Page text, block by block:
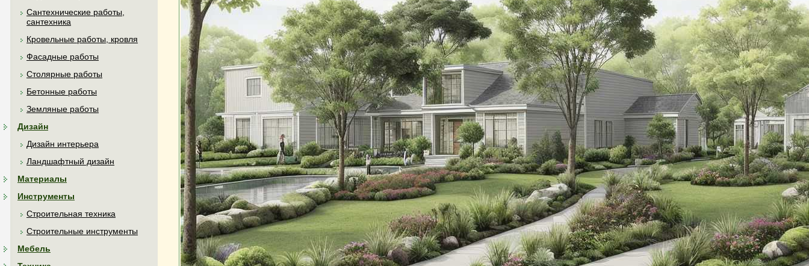
Сантехнические работы,
сантехника
Кровельные работы, кровля
Фасадные работы
Столярные работы
Бетонные работы
Земляные работы
Дизайн
Дизайн интерьера
Ландшафтный дизайн
Материалы
Инструменты
Строительная техника
Строительные инструменты
Мебель